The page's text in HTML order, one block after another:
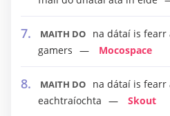
MAITH DO
na dátaí is
gamers
Mocospace
MAITH DO
na dátaí is fearr
eachtraíochta
Skout